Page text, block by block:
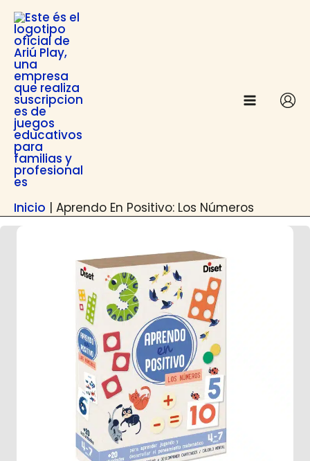
contenido
contenido
Inicio | Aprendo En Positivo: Los Números